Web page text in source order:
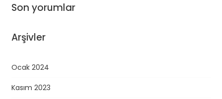
Son yorumlar
Arşivler
Ocak 2024
Kasım 2023